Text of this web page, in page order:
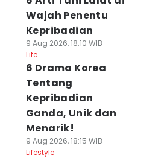
Wajah Penentu
Kepribadian
9 Aug 2026, 18:10 WIB
Life
6 Drama Korea
Tentang
Kepribadian
Ganda, Unik dan
Menarik!
9 Aug 2026, 18:15 WIB
Lifestyle